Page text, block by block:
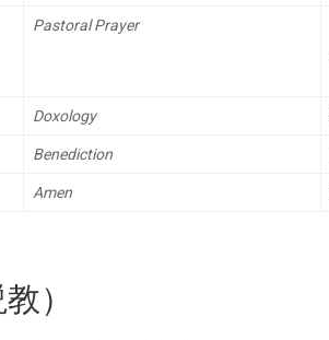
Pastoral Prayer
Doxology
Benediction
Amen
）